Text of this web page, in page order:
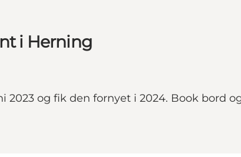
i Herning
og fik den fornyet i 2024. Book bord